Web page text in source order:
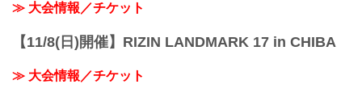
≫ 大会情報／チケット
【11/8(日)開催】RIZIN LANDMARK 17 in CHIBA
≫ 大会情報／チケット